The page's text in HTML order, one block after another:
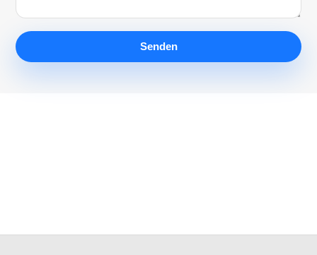
Senden